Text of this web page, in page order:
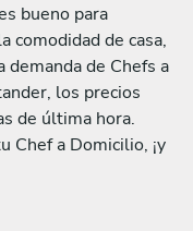
bueno para
comodidad de casa,
demanda de Chefs a
los precios
de última hora.
Chef a Domicilio, ¡y